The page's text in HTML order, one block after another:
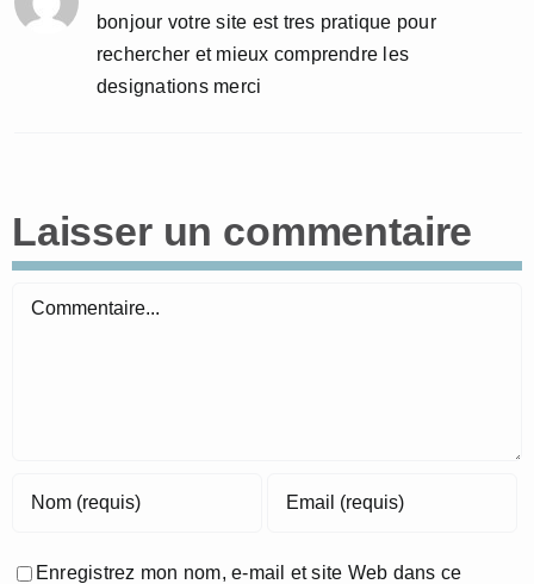
bonjour votre site est tres pratique pour
rechercher et mieux comprendre les
designations merci
Laisser un commentaire
Commentaire
Enregistrez mon nom, e-mail et site Web dans ce